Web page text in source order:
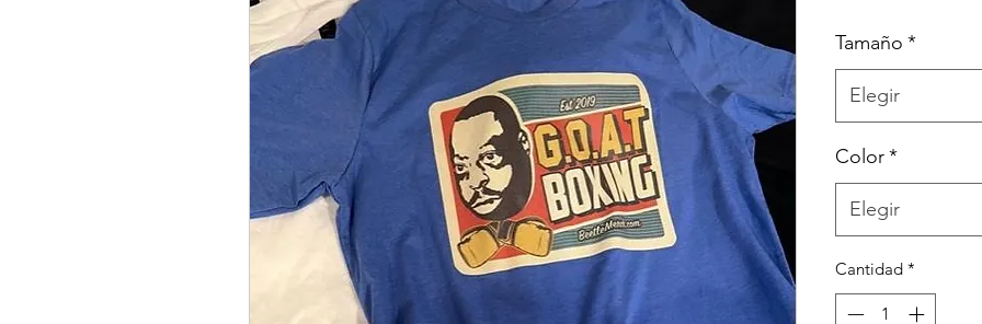
Tamaño *
Elegir
Color*
Elegir
Cantidad *